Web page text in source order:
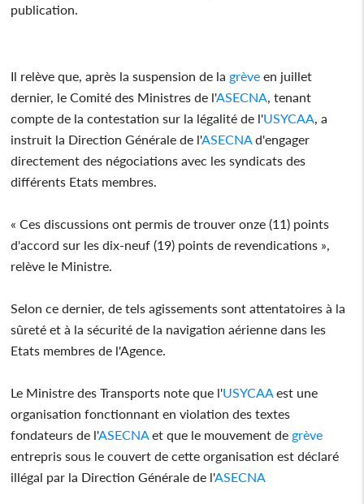
publication.
Il relève que, après la suspension de la grève en juillet
dernier, le Comité des Ministres de l'ASECNA , tenant
compte de la contestation sur la légalité de l'USYCAA , a
instruit la Direction Générale de l'ASECNA d'engager
directement des négociations avec les syndicats des
différents Etats membres.
« Ces discussions ont permis de trouver onze (11) points
d'accord sur les dix-neuf (19) points de revendications »,
relève le Ministre.
Selon ce dernier, de tels agissements sont attentatoires à la
sûreté et à la sécurité de la navigation aérienne dans les
Etats membres de l'Agence.
Le Ministre des Transports note que l'USYCAA est une
organisation fonctionnant en violation des textes
fondateurs de l'ASECNA et que le mouvement de grève
entrepris sous le couvert de cette organisation est déclaré
illégal par la Direction Générale de l'ASECNA